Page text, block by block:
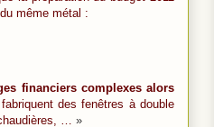
même métal :
financiers complexes alors
des fenêtres à double
…
»